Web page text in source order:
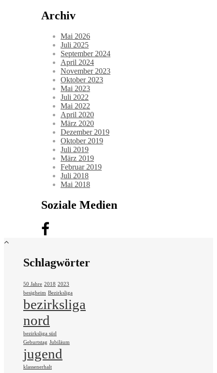
Archiv
Mai 2026
Juli 2025
September 2024
April 2024
November 2023
Oktober 2023
Mai 2023
Juli 2022
Mai 2022
April 2020
März 2020
Dezember 2019
Oktober 2019
Juli 2019
März 2019
Februar 2019
Juli 2018
Mai 2018
Soziale Medien
Schlagwörter
50 Jahre 2018 2023
besigheim Bezirksliga
bezirksliga
nord
bezirksliga süd
Geburtstag Jubiläum
jugend
klassenerhalt